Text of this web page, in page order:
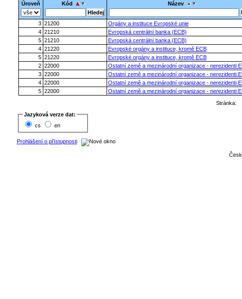
Úroveň Kód Název
3 21200
Orgány a instituce Evropské unie
4 21210
Evropská centrální banka (ECB)
5 21210
Evropská centrální banka (ECB)
4 21220
Evropské orgány a instituce, kromě ECB
5 21220
Evropské orgány a instituce, kromě ECB
2 22000
Ostatní země a mezinárodní organizace - nerezidenti
3 22000
Ostatní země a mezinárodní organizace - nerezidenti
4 22000
Ostatní země a mezinárodní organizace - nerezidenti
5 22000
Ostatní země a mezinárodní organizace - nerezidenti
Stránka:
Jazyková verze dat:
cs
en
Prohlášení o přístupnosti